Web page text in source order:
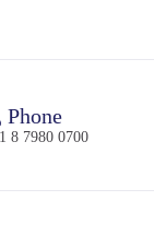
Phone
8 7980 0700